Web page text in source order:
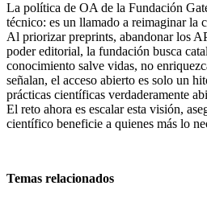
La política de OA de la Fundación
técnico: es un llamado a reimaginar la
Al priorizar preprints, abandonar los
poder editorial, la fundación busca
conocimiento salve vidas, no
señalan, el acceso abierto es solo un
prácticas científicas verdaderamente
El reto ahora es escalar esta visión,
científico beneficie a quienes más lo
Temas relacionados